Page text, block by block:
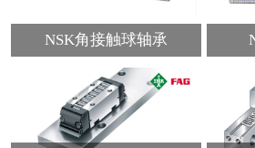
NSK角接触球轴承